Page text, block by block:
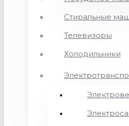
Стиральные
Телевизоры
Холодильники